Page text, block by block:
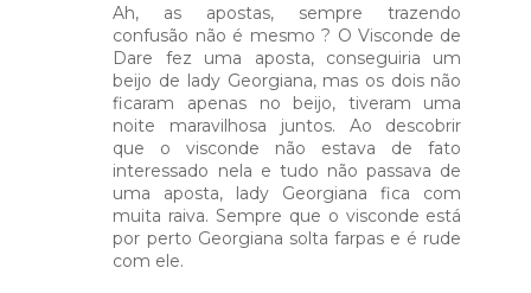
Ah, as apostas, sempre trazendo
confusão não é mesmo ? O Visconde de
Dare fez uma aposta, conseguiria um
beijo de lady Georgiana, mas os dois não
ficaram apenas no beijo, tiveram uma
noite maravilhosa juntos. Ao descobrir
que o visconde não estava de fato
interessado nela e tudo não passava de
uma aposta, lady Georgiana fica com
muita raiva. Sempre que o visconde está
por perto Georgiana solta farpas e é rude
com ele.